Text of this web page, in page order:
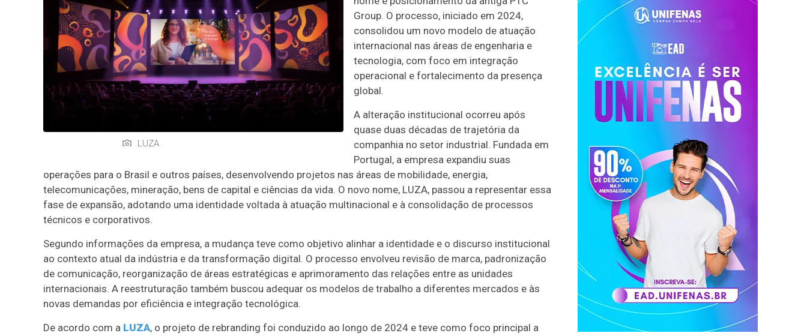
LUZA
Group. O processo, iniciado em 2024,
consolidou um novo modelo de atuação
internacional nas áreas de engenharia e
tecnologia, com foco em integração
operacional e fortalecimento da presença
global.
A alteração institucional ocorreu após
quase duas décadas de trajetória da
companhia no setor industrial. Fundada em
Portugal, a empresa expandiu suas
operações para o Brasil e outros países, desenvolvendo projetos nas áreas de mobilidade, energia,
telecomunicações, mineração, bens de capital e ciências da vida. O novo nome, LUZA, passou a representar essa
fase de expansão, adotando uma identidade voltada à atuação multinacional e à consolidação de processos
técnicos e corporativos.
Segundo informações da empresa, a mudança teve como objetivo alinhar a identidade e o discurso institucional
ao contexto atual da indústria e da transformação digital. O processo envolveu revisão de marca, padronização
de comunicação, reorganização de áreas estratégicas e aprimoramento das relações entre as unidades
internacionais. A reestruturação também buscou adequar os modelos de trabalho a diferentes mercados e às
novas demandas por eficiência e integração tecnológica.
De acordo com a LUZA, o projeto de rebranding foi conduzido ao longo de 2024 e teve como foco principal a